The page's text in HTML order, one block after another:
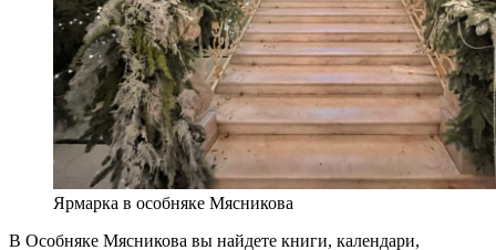
Ярмарка в особняке Мясникова
В Особняке Мясникова вы найдете книги, календари,